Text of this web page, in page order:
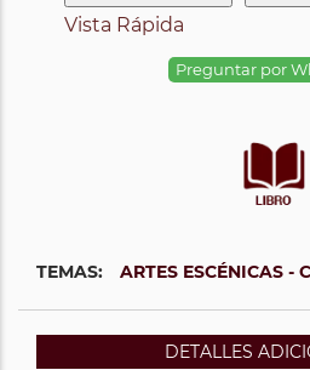
Vista Rápida
Preguntar por
TEMAS: ARTES ESCÉNICAS -
DETALLES